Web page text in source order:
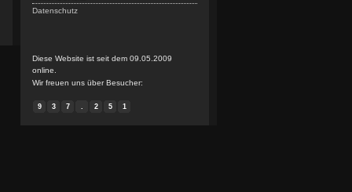
Datenschutz
Diese Website ist seit dem 09.05.2009
online.
Wir freuen uns über Besucher:
9 3 7 . 2 5 1